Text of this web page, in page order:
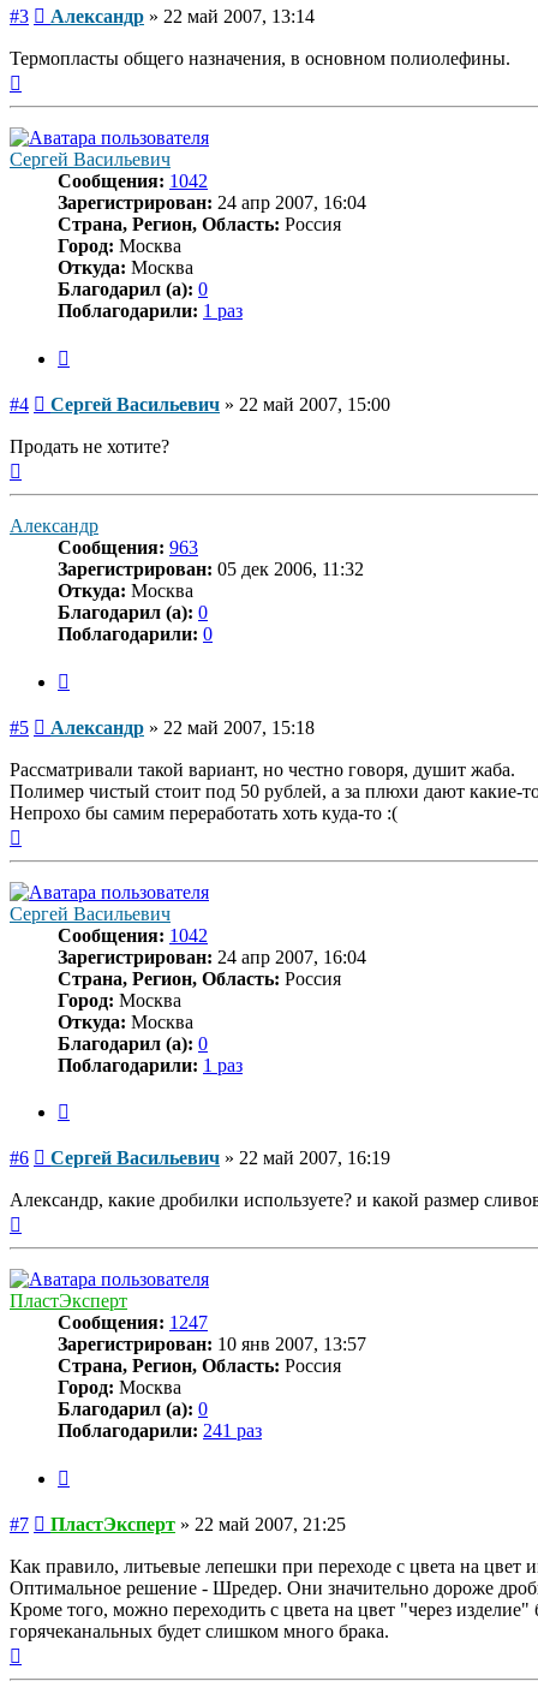
#3 Сообщение
Александр » 22 май 2007, 13:14
Термопласты общего назначения, в основном полиолефины.
Сергей Васильевич
Сообщения: 1042
Зарегистрирован: 24 апр 2007, 16:04
Страна, Регион, Область: Россия
Город: Москва
Откуда: Москва
Благодарил (а): 0
Поблагодарили: 1 раз
#4 Сообщение
Сергей Васильевич » 22 май 2007, 15:00
Продать не хотите?
Александр
Сообщения: 963
Зарегистрирован: 05 дек 2006, 11:32
Откуда: Москва
Благодарил (а): 0
Поблагодарили: 0
#5 Сообщение
Александр » 22 май 2007, 15:18
Рассматривали такой вариант, но честно говоря, душит жаба.
Полимер чистый стоит под 50 рублей, а за плюхи дают какие-
Непрохо бы самим переработать хоть куда-то :(
Сергей Васильевич
Сообщения: 1042
Зарегистрирован: 24 апр 2007, 16:04
Страна, Регион, Область: Россия
Город: Москва
Откуда: Москва
Благодарил (а): 0
Поблагодарили: 1 раз
#6 Сообщение
Сергей Васильевич » 22 май 2007, 16:19
Александр, какие дробилки используете? и какой размер
к
началу
ПластЭксперт
Сообщения: 1247
Зарегистрирован: 10 янв 2007, 13:57
Страна, Регион, Область: Россия
Город: Москва
Благодарил (а): 0
Поблагодарили: 241 раз
#7 Сообщение
ПластЭксперт » 22 май 2007, 21:25
Как правило, литьевые лепешки при переходе с цвета на
Оптимальное решение - Шредер. Они значительно дороже
Кроме того, можно переходить с цвета на цвет "через
горячеканальных будет слишком много брака.